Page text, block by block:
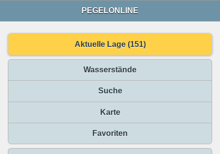
PEGELONLINE
Aktuelle Lage (151)
Wasserstände
Suche
Karte
Favoriten